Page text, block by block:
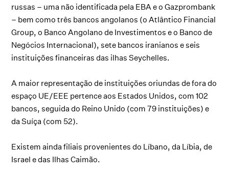
russas – uma não identificada pela EBA e o Gazprombank
– bem como três bancos angolanos (o Atlântico Financial
Group, o Banco Angolano de Investimentos e o Banco de
Negócios Internacional), sete bancos iranianos e seis
instituições financeiras das ilhas Seychelles.
A maior representação de instituições oriundas de fora do
espaço UE/EEE pertence aos Estados Unidos, com 102
bancos, seguida do Reino Unido (com 79 instituições) e
da Suíça (com 52).
Existem ainda filiais provenientes do Líbano, da Líbia, de
Israel e das Ilhas Caimão.